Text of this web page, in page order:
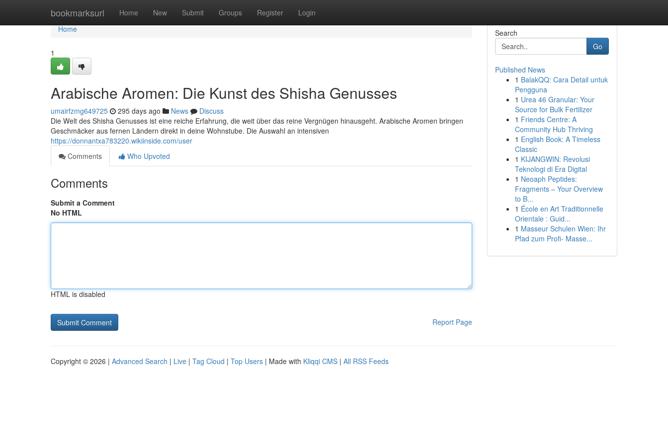
bookmarksurl Home New Submit Groups Register Login
Home
Home
1
Arabische Aromen: Die Kunst des Shisha Genusses
umairfzmg649725 295 days ago News
Discuss
Die Welt des Shisha Genusses ist eine reiche Erfahrung, die weit über das reine Vergnügen hinausgeht. Arabische Aromen bringen
Geschmäcker aus fernen Ländern direkt in deine Wohnstube. Die Auswahl an intensiven
https://donnantxa783220.wikiinside.com/user
Comments
Who Upvoted
Comments
Submit a Comment
No HTML
HTML is disabled
Report Page
Search
Go
Published News
1 BalakQQ: Cara Detail untuk
Pengguna
1 Urea 46 Granular: Your
Source for Bulk Fertilizer
1 Friends Centre: A
Community Hub Thriving
1 English Book: A Timeless
Classic
1 KIJANGWIN: Revolusi
Teknologi di Era Digital
1 Neoaph Peptides:
Fragments – Your Overview
to B...
1 École en Art Traditionnelle
Orientale : Guid...
1 Masseur Schulen Wien: Ihr
Pfad zum Profi- Masse...
Copyright © 2026 | Advanced Search | Live | Tag Cloud | Top Users | Made with Kliqqi CMS | All RSS Feeds